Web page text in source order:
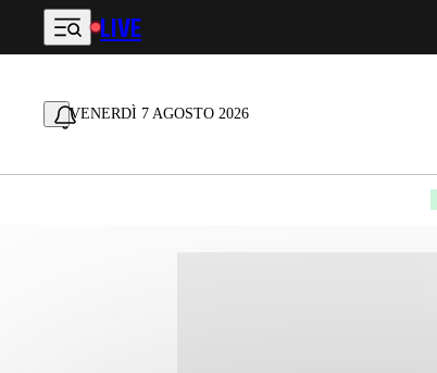
Vai al contenuto principale
LIVE
VENERDÌ 7 AGOSTO 2026